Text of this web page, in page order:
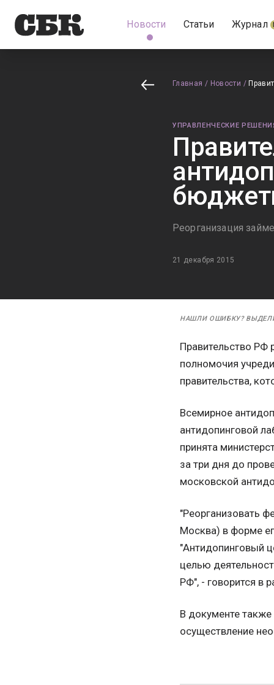
Новости Статьи Журнал
Главная / Новости /
УПРАВЛЕНЧЕСКИЕ
Реорганизация
21 декабря 2015
НАШЛИ ОШИБКУ?
Правительство РФ
полномочия
правительства,
Всемирное
антидопинговой
принята
за три дня до
московской
"Реорганизовать
Москва) в форме
"Антидопинговый
целью
РФ", - говорится в
В документе
осуществление